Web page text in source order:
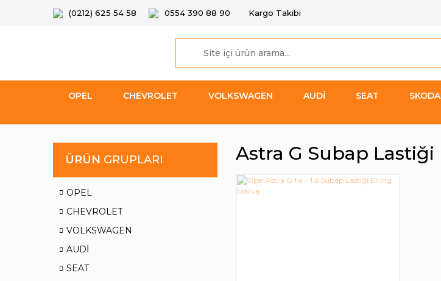
(0212) 625 54 58 0554 390 88 90 Kargo Takibi
OPEL CHEVROLET VOLKSWAGEN AUDİ SEAT SKODA
ÜRÜN GRUPLARI
OPEL
CHEVROLET
VOLKSWAGEN
AUDİ
SEAT
Astra G Subap Lastiği